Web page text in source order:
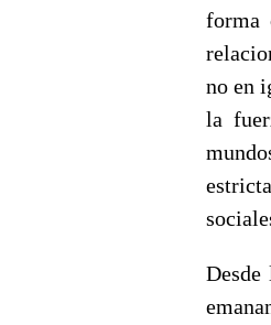
forma
no en
la